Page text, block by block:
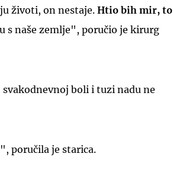
životi, on nestaje. Htio bih mir, to
s naše zemlje", poručio je kirurg
boli i tuzi nadu ne
poručila je starica.